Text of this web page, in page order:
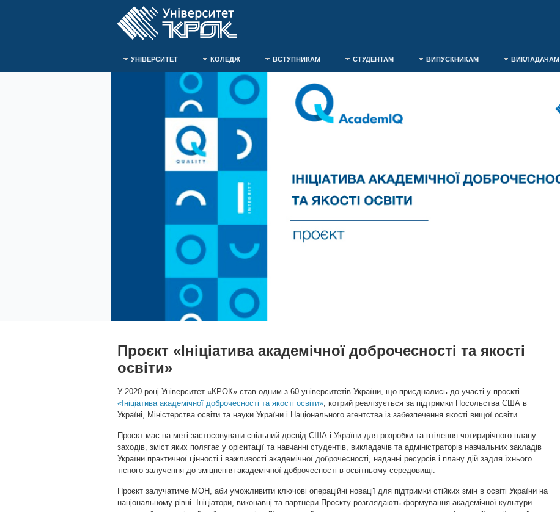
УНІВЕРСИТЕТ КОЛЕДЖ ВСТУПНИКАМ СТУДЕНТАМ ВИПУСКНИКАМ ВИКЛАДАЧАМ
Проєкт «Ініціатива академічної доброчесності та якості
освіти»
У 2020 році Університет «КРОК» став одним з 60 університетів України, що приєднались до участі у проєкті
«Ініціатива академічної доброчесності та якості освіти», котрий реалізується за підтримки Посольства США в
Україні, Міністерства освіти та науки України і Національного агентства із забезпечення якості вищої освіти.
Проєкт має на меті застосовувати спільний досвід США і України для розробки та втілення чотирирічного плану
заходів, зміст яких полягає у орієнтації та навчанні студентів, викладачів та адміністраторів навчальних закладів
України практичної цінності і важливості академічної доброчесності, наданні ресурсів і плану дій задля їхнього
тісного залучення до зміцнення академічної доброчесності в освітньому середовищі.
Проєкт залучатиме МОН, аби уможливити ключові операційні новації для підтримки стійких змін в освіті України на
національному рівні. Ініціатори, виконавці та партнери Проєкту розглядають формування академічної культури